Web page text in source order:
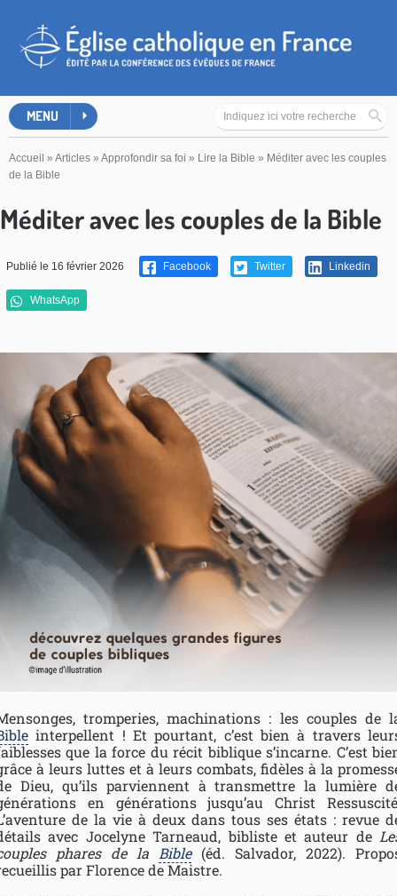
MENU
Accueil » Articles » Approfondir sa foi » Lire la Bible » Méditer avec les couples
de la Bible
Méditer avec les couples de la Bible
Publié le 16 février 2026 Facebook Twitter Linkedin
WhatsApp
tromperies, machinations : les couples de
interpellent ! Et pourtant, c’est bien à travers
que la force du récit biblique s’incarne. C’est
à leurs luttes et à leurs combats, fidèles à la
Dieu, qu’ils parviennent à transmettre la lumière
en générations jusqu’au Christ
de la vie à deux dans tous ses états : revue
avec Jocelyne Tarneaud, bibliste et auteur de
phares de la Bible(éd. Salvador, 2022).
par Florence de Maistre.